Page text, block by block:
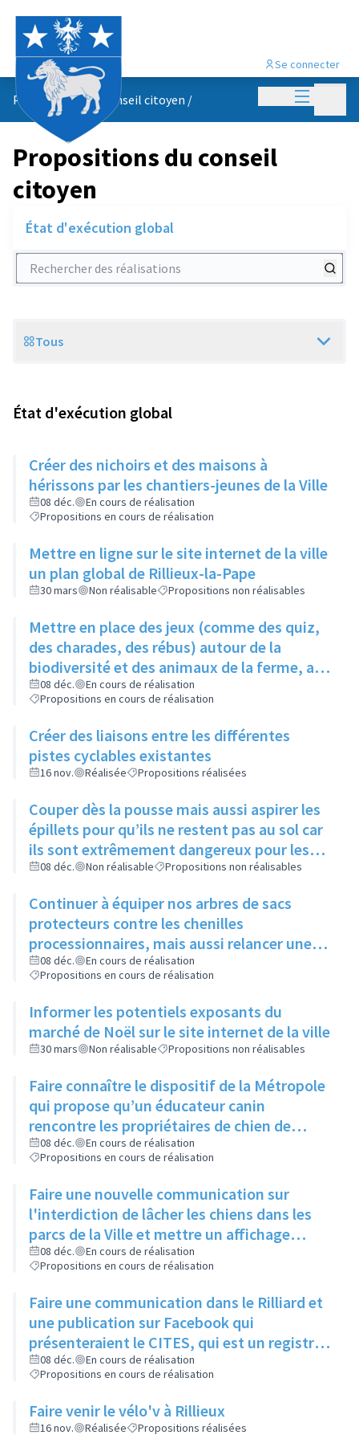
Menu
Se connecter
Propositions du conseil citoyen /
Propositions du conseil
citoyen
État d'exécution global
Rechercher des réalisations
Scope
Tous
État d'exécution global
Créer des nichoirs et des maisons à
hérissons par les chantiers-jeunes de la Ville
08 déc.
En cours de réalisation
Propositions en cours de réalisation
Mettre en ligne sur le site internet de la ville
un plan global de Rillieux-la-Pape
30 mars Non réalisable Propositions non réalisables
Mettre en place des jeux (comme des quiz,
des charades, des rébus) autour de la
biodiversité et des animaux de la ferme, au
niveau de la ferme pédagogique du parc
linéaire urbain
08 déc.
En cours de réalisation
Propositions en cours de réalisation
Créer des liaisons entre les différentes
pistes cyclables existantes
16 nov. Réalisée Propositions réalisées
Couper dès la pousse mais aussi aspirer les
épillets pour qu’ils ne restent pas au sol car
ils sont extrêmement dangereux pour les
animaux
08 déc. Non réalisable Propositions non réalisables
Continuer à équiper nos arbres de sacs
protecteurs contre les chenilles
processionnaires, mais aussi relancer une
communication sur leur utilité, leur
importance et l’intérêt commun de ne pas y
toucher
08 déc.
En cours de réalisation
Propositions en cours de réalisation
Informer les potentiels exposants du
marché de Noël sur le site internet de la ville
30 mars Non réalisable Propositions non réalisables
Faire connaître le dispositif de la Métropole
qui propose qu’un éducateur canin
rencontre les propriétaires de chien de
moins d’un an pour leur expliquer les
principaux signaux, via un article dans le
Rilliard et/ou le Facebook de la ville
08 déc.
En cours de réalisation
Propositions en cours de réalisation
Faire une nouvelle communication sur
l'interdiction de lâcher les chiens dans les
parcs de la Ville et mettre un affichage
mentionnant l'arrêté municipal à l'entrée de
chaque parc
08 déc.
En cours de réalisation
Propositions en cours de réalisation
Faire une communication dans le Rilliard et
une publication sur Facebook qui
présenteraient le CITES, qui est un registre
des animaux dangereux ou protégés, et
donneraient le lien pour y accéder.
08 déc.
En cours de réalisation
Propositions en cours de réalisation
Faire venir le vélo'v à Rillieux
16 nov. Réalisée Propositions réalisées